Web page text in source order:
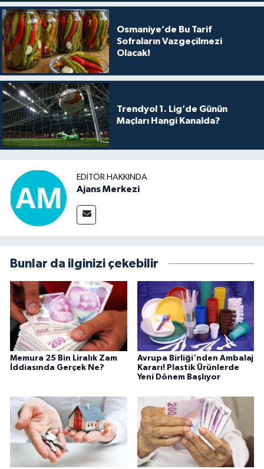
Osmaniye’de Bu Tarif
Sofraların Vazgeçilmezi
Olacak!
Trendyol 1. Lig’de Günün
Maçları Hangi Kanalda?
EDITÖR HAKKINDA
Ajans Merkezi
Bunlar da ilginizi çekebilir
Memura 25 Bin Liralık Zam
İddiasında Gerçek Ne?
Avrupa Birliği'nden Ambalaj
Kararı! Plastik Ürünlerde
Yeni Dönem Başlıyor